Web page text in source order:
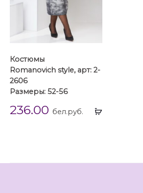
Выбрать
Костюмы
Romanovich style, арт: 2-
2606
Размеры: 52-56
236.00 бел.руб.